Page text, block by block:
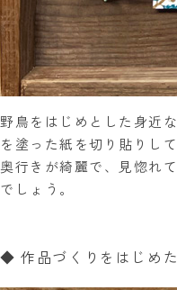
野鳥をはじめとした身近
を塗った紙を切り貼りし
奥行きが綺麗で、見惚れ
でしょう。
◆ 作品づくりをはじめ